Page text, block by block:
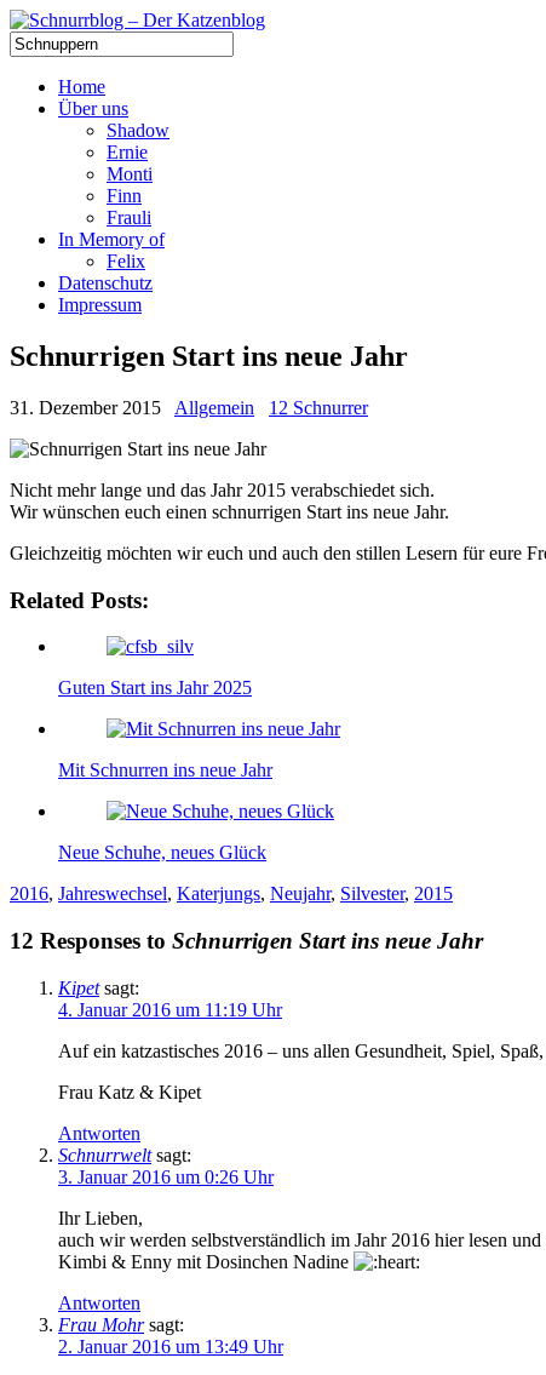
Home
Über uns
Shadow
Ernie
Monti
Finn
Frauli
In Memory of
Felix
Datenschutz
Impressum
Schnurrigen Start ins neue Jahr
31. Dezember 2015 Allgemein 12 Schnurrer
Nicht mehr lange und das Jahr 2015 verabschiedet sich.
Wir wünschen euch einen schnurrigen Start ins neue Jahr.
Gleichzeitig möchten wir euch und auch den stillen Lesern für eure
Related Posts:
Guten Start ins Jahr 2025
Mit Schnurren ins neue Jahr
Neue Schuhe, neues Glück
2016, Jahreswechsel, Katerjungs, Neujahr, Silvester, 2015
12 Responses to Schnurrigen Start ins neue Jahr
Kipet sagt:
4. Januar 2016 um 11:19 Uhr
Auf ein katzastisches 2016 – uns allen Gesundheit, Spiel,
Frau Katz & Kipet
Antworten
Schnurrwelt sagt:
3. Januar 2016 um 0:26 Uhr
Ihr Lieben,
auch wir werden selbstverständlich im Jahr 2016 hier lesen
Kimbi & Enny mit Dosinchen Nadine
Antworten
Frau Mohr sagt:
2. Januar 2016 um 13:49 Uhr